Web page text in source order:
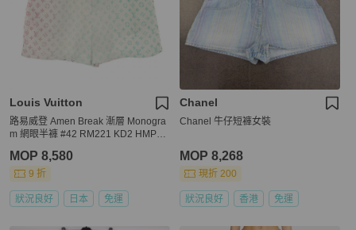
Louis Vuitton
路易威登 Amen Break 漸層 Monogra
m 網眼半褲 #42 RM221 KD2 HMP83
MOP 8,580
9 折
狀況良好 日本 免運
Chanel
Chanel 牛仔短褲女裝
MOP 8,268
現折 200
狀況良好 香港 免運